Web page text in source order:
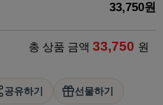
33,750원
총 상품 금액 33,750 원
공유하기 선물하기